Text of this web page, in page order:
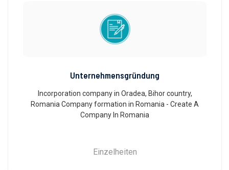
Unternehmensgründung
Incorporation company in Oradea, Bihor country,
Romania Company formation in Romania - Create A
Company In Romania
Einzelheiten